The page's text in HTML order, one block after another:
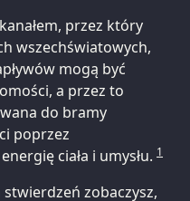
przez który
wszechświatowych,
mogą być
a przez to
do bramy
poprzez
ciała i umysłu. 1
zobaczysz,